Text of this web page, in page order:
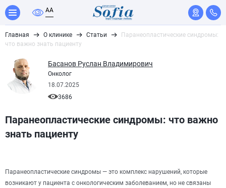
AA
Главная О клинике Статьи
Паранеопластические синдромы:
что важно знать пациенту
Басанов Руслан Владимирович
Онколог
18.07.2025
3686
Паранеопластические синдромы: что важно
знать пациенту
Паранеопластические синдромы — это комплекс нарушений, которые
возникают у пациента с онкологическим заболеванием, но не связаны